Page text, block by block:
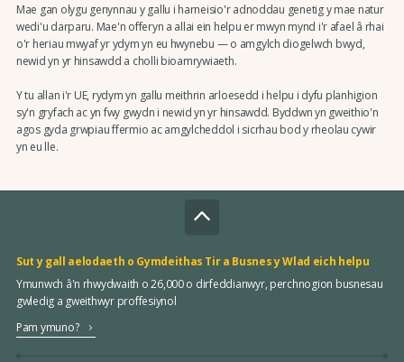
Mae gan olygu genynnau y gallu i harneisio'r adnoddau genetig y mae natur
wedi'u darparu. Mae'n offeryn a allai ein helpu er mwyn mynd i'r afael â rhai
o'r heriau mwyaf yr ydym yn eu hwynebu — o amgylch diogelwch bwyd,
newid yn yr hinsawdd a cholli bioamrywiaeth.
Y tu allan i'r UE, rydym yn gallu meithrin arloesedd i helpu i dyfu planhigion
sy'n gryfach ac yn fwy gwydn i newid yn yr hinsawdd. Byddwn yn gweithio'n
agos gyda grwpiau ffermio ac amgylcheddol i sicrhau bod y rheolau cywir
yn eu lle.
Sut y gall aelodaeth o Gymdeithas Tir a Busnes y Wlad eich helpu
Ymunwch â'n rhwydwaith o 26,000 o dirfeddianwyr, perchnogion busnesau
gwledig a gweithwyr proffesiynol
Pam ymuno?